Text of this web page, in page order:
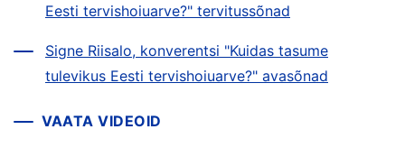
Eesti tervishoiuarve?" tervitussõnad
Signe Riisalo, konverentsi "Kuidas tasume
tulevikus Eesti tervishoiuarve?" avasõnad
VAATA VIDEOID